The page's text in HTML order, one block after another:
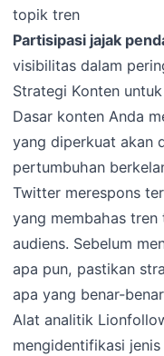
topik tren
Partisipasi jajak
visibilitas dalam
Strategi Konten
Dasar konten Anda
yang diperkuat akan
pertumbuhan
Twitter merespons
yang membahas
audiens. Sebelum
apa pun, pastikan
apa yang benar-
Alat analitik
mengidentifikasi